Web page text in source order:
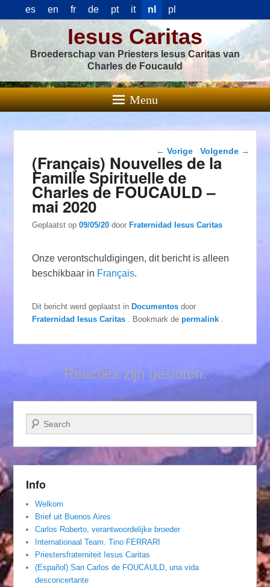
es en fr de pt it nl pl
Iesus Caritas
Broederschap van Priesters Iesus Caritas van
Charles de Foucauld
Menu
Berichtnavigatie
← Vorige Volgende →
(Français) Nouvelles de la
Famille Spirituelle de
Charles de FOUCAULD –
mai 2020
Geplaatst op09/05/20 doorFraternidad Iesus Caritas
Onze verontschuldigingen, dit bericht is alleen
beschikbaar in Français.
Dit bericht werd geplaatst inDocumentos door
Fraternidad Iesus Caritas
. Bookmark depermalink
Reacties zijn gesloten.
Zoeken
Info
Welkom
Brief uit Buenos Aires
Carlos Roberto, verantwoordelijke broeder
Internationaal Team. Tino FERRARI
Priestersfraterniteit Iesus Caritas
(Español) San Carlos de FOUCAULD, una vida
desconcertante